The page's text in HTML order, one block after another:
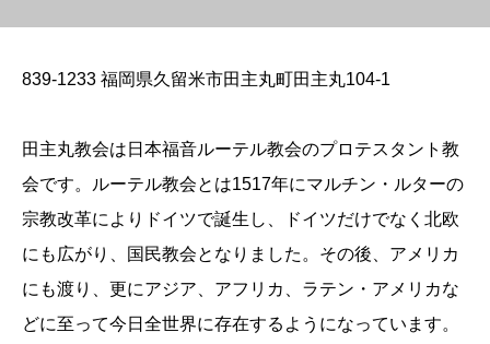
839-1233 福岡県久留米市田主丸町田主丸104-1
田主丸教会は日本福音ルーテル教会のプロテスタント教
会です。ルーテル教会とは1517年にマルチン・ルターの
宗教改革によりドイツで誕生し、ドイツだけでなく北欧
にも広がり、国民教会となりました。その後、アメリカ
にも渡り、更にアジア、アフリカ、ラテン・アメリカな
どに至って今日全世界に存在するようになっています。